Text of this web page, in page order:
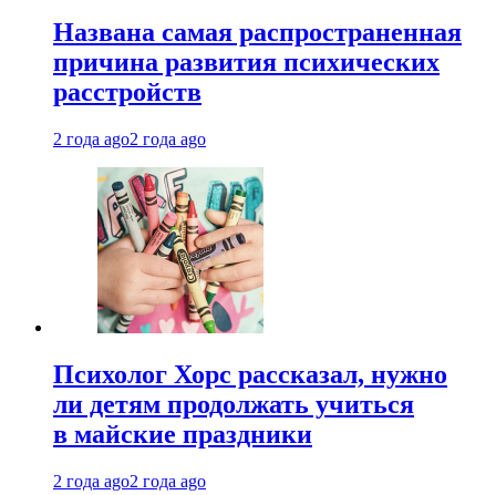
Названа самая распространенная
причина развития психических
расстройств
2 года ago2 года ago
Психолог Хорс рассказал, нужно
ли детям продолжать учиться
в майские праздники
2 года ago2 года ago